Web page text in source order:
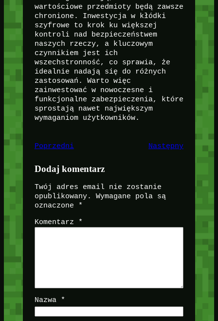
wartościowe przedmioty będą zawsze
chronione. Inwestycja w kłódki
szyfrowe to krok ku większej
kontroli nad bezpieczeństwem
naszych rzeczy, a kluczowym
czynnikiem jest ich
wszechstronność, co sprawia, że
idealnie nadają się do różnych
zastosowań. Warto więc
zainwestować w nowoczesne i
funkcjonalne zabezpieczenia, które
sprostają nawet największym
wymaganiom użytkowników.
Poprzedni Następny
Dodaj komentarz
Twój adres email nie zostanie
opublikowany.
Wymagane pola są
oznaczone
*
Komentarz *
Nazwa *